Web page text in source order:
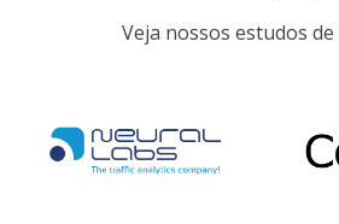
Veja nossos estudos de